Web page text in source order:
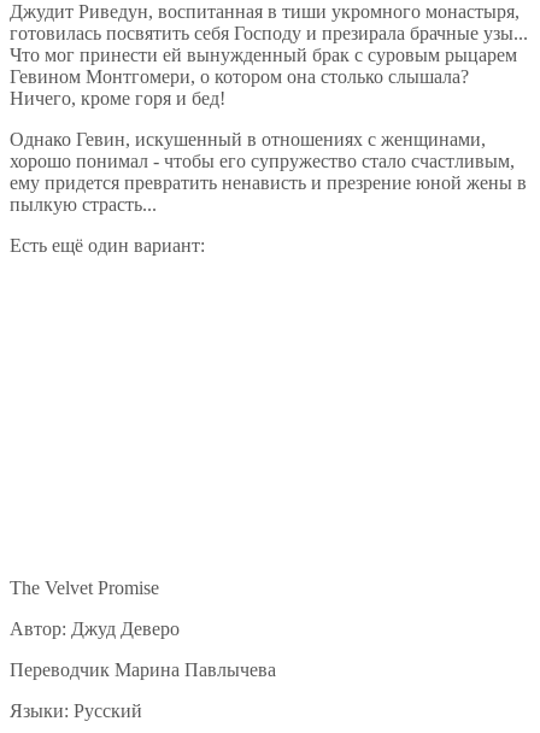
Джудит Риведун, воспитанная в тиши укромного монастыря,
готовилась посвятить себя Господу и презирала брачные узы...
Что мог принести ей вынужденный брак с суровым рыцарем
Гевином Монтгомери, о котором она столько слышала?
Ничего, кроме горя и бед!
Однако Гевин, искушенный в отношениях с женщинами,
хорошо понимал - чтобы его супружество стало счастливым,
ему придется превратить ненависть и презрение юной жены в
пылкую страсть...
Есть ещё один вариант:
The Velvet Promise
Автор: Джуд Деверо
Переводчик Марина Павлычева
Языки: Русский